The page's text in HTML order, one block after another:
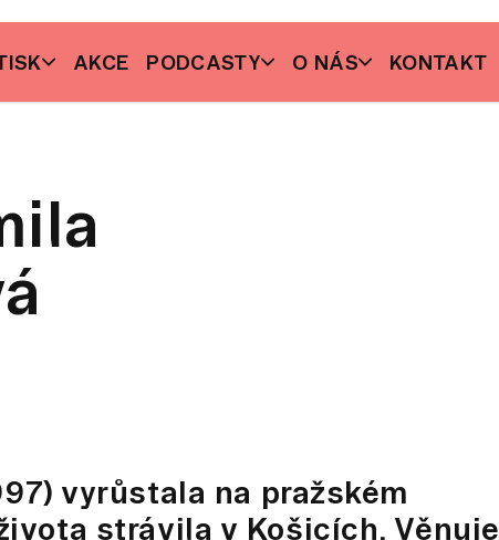
AKCE PODCASTY O NÁS KONTAKT
vyrůstala na pražském
strávila v Košicích. Věnuje